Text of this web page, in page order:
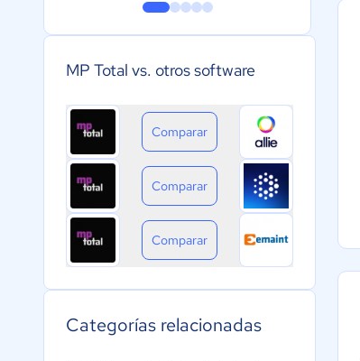
MP Total vs. otros software
Comparar
Comparar
Comparar
Categorías relacionadas